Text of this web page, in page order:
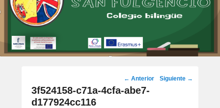
Navegación
de
← Anterior Siguiente →
3f524158-c71a-4cfa-abe7-
d177924cc116